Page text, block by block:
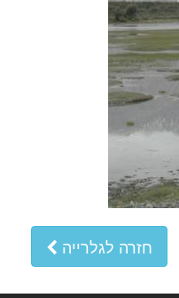
חזרה לגלרייה